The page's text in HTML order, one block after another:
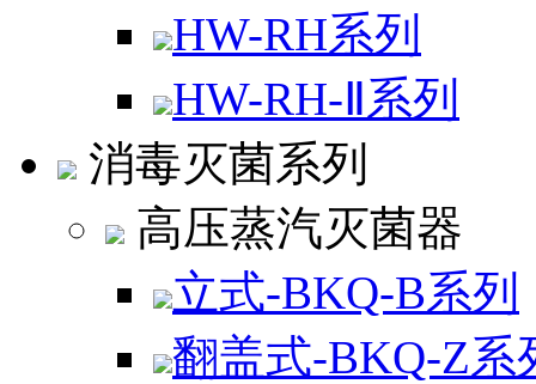
HW-RH系列
HW-RH-Ⅱ系列
消毒灭菌系列
高压蒸汽灭菌器
立式-BKQ-B系列
翻盖式-BKQ-Z